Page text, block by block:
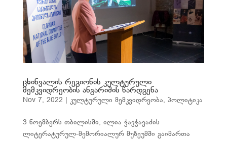
ცხინვალის რეგიონის კულტურული
მემკვიდრეობის ანგარიშის წარდგენა
Nov 7, 2022 კულტურული მემკვიდრეობა, პოლიტიკა
3 ნოემბერს თბილისში, ილია ჭავჭავაძის
ლიტერატურულ-მემორიალურ მუზეუმში გაიმართა